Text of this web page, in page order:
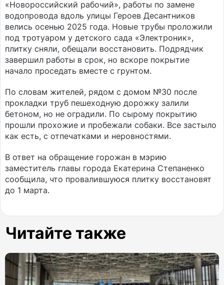
«Новороссийский рабочий», работы по замене
водопровода вдоль улицы Героев Десантников
велись осенью 2025 года. Новые трубы проложили
под тротуаром у детского сада «Электроник»,
плитку сняли, обещали восстановить. Подрядчик
завершил работы в срок, но вскоре покрытие
начало проседать вместе с грунтом.
По словам жителей, рядом с домом №30 после
прокладки труб пешеходную дорожку залили
бетоном, но не оградили. По сырому покрытию
прошли прохожие и пробежали собаки. Все застыло
как есть, с отпечатками и неровностями.
В ответ на обращение горожан в мэрию
заместитель главы города Екатерина Степаненко
сообщила, что провалившуюся плитку восстановят
до 1 марта.
Читайте также